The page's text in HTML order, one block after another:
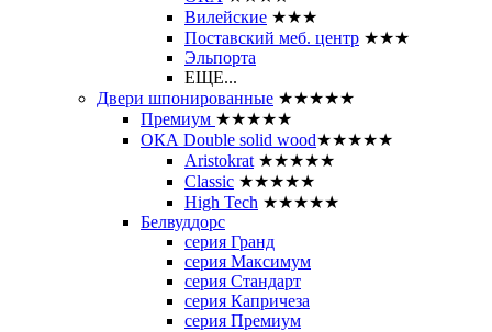
Вилейские ★★★
Поставский меб. центр ★★★
Эльпорта
ЕЩЕ...
Двери шпонированные ★★★★★
Премиум ★★★★★
ОКА Double solid wood★★★★★
Aristokrat ★★★★★
Classic ★★★★★
High Tech ★★★★★
Белвуддорс
серия Гранд
серия Максимум
серия Стандарт
серия Капричеза
серия Премиум